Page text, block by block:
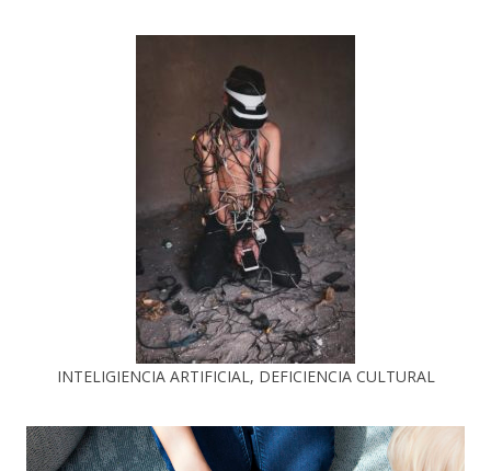
INTELIGIENCIA ARTIFICIAL, DEFICIENCIA CULTURAL